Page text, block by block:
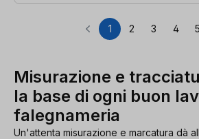
Pagina
1 Pagina
2 Pagina
3 Pagina
4 5
Misurazione e
la base di ogni buon
falegnameria
Un'attenta misurazione e marcatura dà